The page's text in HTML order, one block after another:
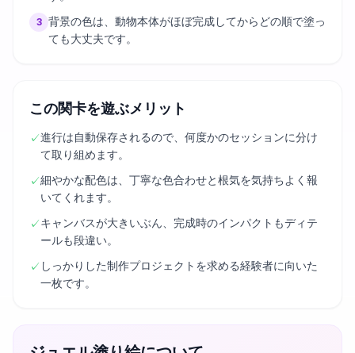
3 背景の色は、動物本体がほぼ完成してからどの順で塗っ
ても大丈夫です。
この関卡を遊ぶメリット
✓進行は自動保存されるので、何度かのセッションに分け
て取り組めます。
✓細やかな配色は、丁寧な色合わせと根気を気持ちよく報
いてくれます。
✓キャンバスが大きいぶん、完成時のインパクトもディテ
ールも段違い。
✓ しっかりした制作プロジェクトを求める経験者に向いた
一枚です。